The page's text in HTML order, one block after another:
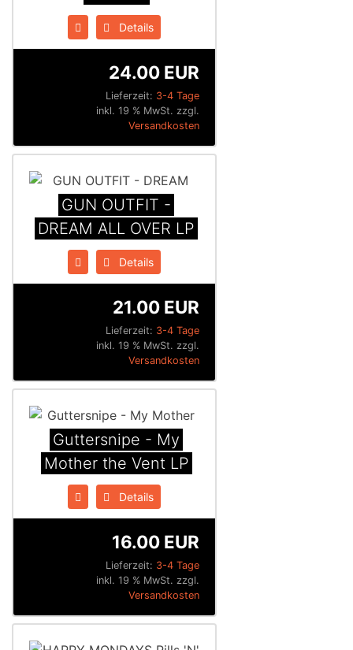
Details
Lieferzeit: 3-4 Tage
24.00 EUR
inkl. 19 % MwSt. zzgl.
Versandkosten
GUN OUTFIT -
DREAM ALL OVER LP
Details
Lieferzeit: 3-4 Tage
21.00 EUR
inkl. 19 % MwSt. zzgl.
Versandkosten
Guttersnipe - My
Mother the Vent LP
Details
Lieferzeit: 3-4 Tage
16.00 EUR
inkl. 19 % MwSt. zzgl.
Versandkosten